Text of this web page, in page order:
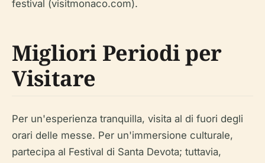
festival (visitmonaco.com).
Migliori Periodi per
Visitare
Per un'esperienza tranquilla, visita al di fuori degli
orari delle messe. Per un'immersione culturale,
partecipa al Festival di Santa Devota; tuttavia,